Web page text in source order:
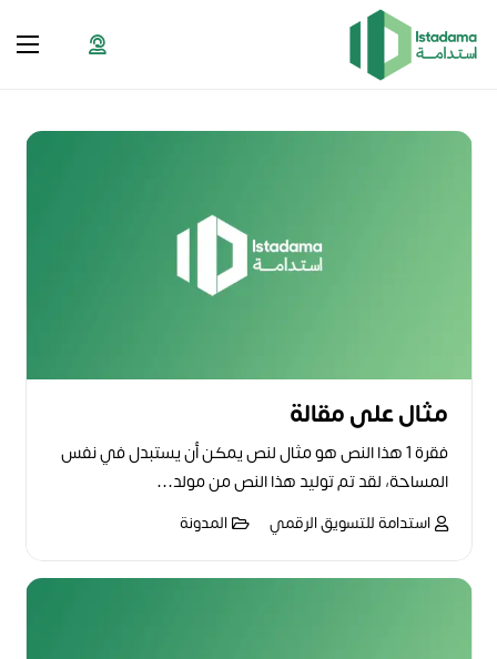
مثال على مقالة
فقرة 1 هذا النص هو مثال لنص يمكن أن يستبدل في نفس
المساحة، لقد تم توليد هذا النص من مولد…
استدامة للتسويق الرقمي المدونة